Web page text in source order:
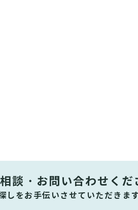
談・お問い合わせくだ
しをお手伝いさせていただきます